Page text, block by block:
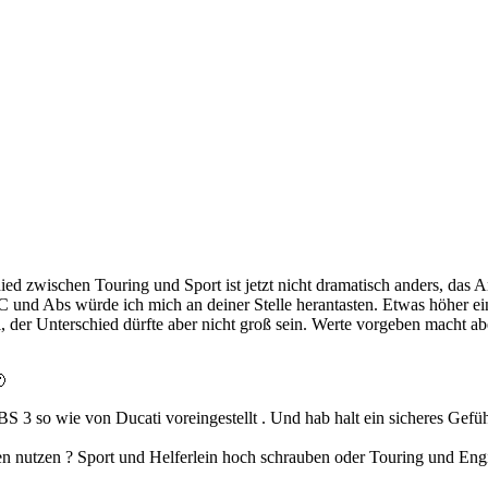
zwischen Touring und Sport ist jetzt nicht dramatisch anders, das
Abs würde ich mich an deiner Stelle herantasten. Etwas höher
Unterschied dürfte aber nicht groß sein. Werte vorgeben macht
3 so wie von Ducati voreingestellt . Und hab halt ein sicheres
? Sport und Helferlein hoch schrauben oder Touring und